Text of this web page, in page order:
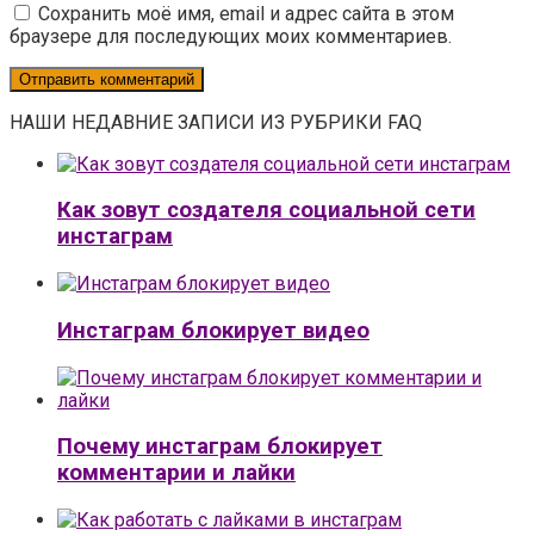
Сохранить моё имя, email и адрес сайта в этом
браузере для последующих моих комментариев.
НАШИ НЕДАВНИЕ ЗАПИСИ ИЗ РУБРИКИ FAQ
Как зовут создателя социальной сети
инстаграм
Инстаграм блокирует видео
Почему инстаграм блокирует
комментарии и лайки